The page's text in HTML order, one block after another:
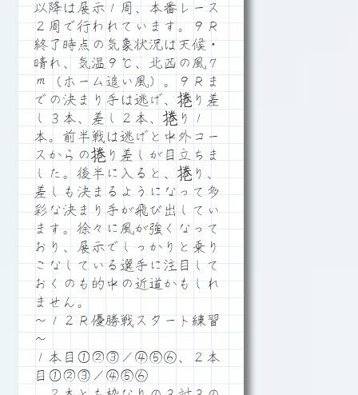
以降は展示１周、本番レース
２周で行われています。９Ｒ
終了時点の気象状況は天候・
晴れ、気温９℃、北西の風７
ｍ（ホーム追い風）。９Ｒま
での決まり手は逃げ、捲り差
し３本、差し２本、捲り１
本。前半戦は逃げと中外コー
スからの捲り差しが目立ちま
した。後半に入ると、捲り、
差しも決まるようになって多
彩な決まり手が飛び出してい
ます。徐々に風が強くなって
おり、展示でしっかりと乗り
こなしている選手に注目して
おくのも的中の近道かもしれ
ません。
～１２Ｒ優勝戦スタート練習
～
１本目①②③／④⑤⑥、２本
目①②③／④⑤⑥